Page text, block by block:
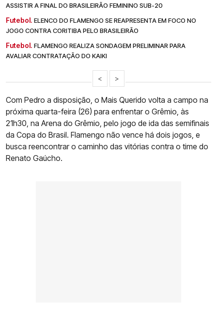
ASSISTIR A FINAL DO BRASILEIRÃO FEMININO SUB-20
Futebol. ELENCO DO FLAMENGO SE REAPRESENTA EM FOCO NO
JOGO CONTRA CORITIBA PELO BRASILEIRÃO
Futebol. FLAMENGO REALIZA SONDAGEM PRELIMINAR PARA
AVALIAR CONTRATAÇÃO DO KAIKI
< >
Com Pedro a disposição, o Mais Querido volta a campo na
próxima quarta-feira (26) para enfrentar o Grêmio, às
21h30, na Arena do Grêmio, pelo jogo de ida das semifinais
da Copa do Brasil. Flamengo não vence há dois jogos, e
busca reencontrar o caminho das vitórias contra o time do
Renato Gaúcho.